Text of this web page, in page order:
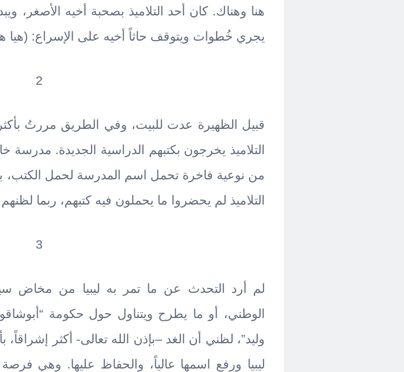
هنا وهناك. كان أحد التلاميذ بصحبة أخيه الأصغر،
يجري خُطوات ويتوقف حاثاً أخيه على الإسراع: (هيا
2
قبيل الظهيرة عدت للبيت، وفي الطريق مررتُ
التلاميذ يخرجون بكتبهم الدراسية الجديدة. مدرسة
من نوعية فاخرة تحمل اسم المدرسة لحمل الكتب،
التلاميذ لم يحضروا ما يحملون فيه كتبهم، ربما
3
لم أرد التحدث عن ما تمر به ليبيا من مخاض
الوطني، أو ما يطرح ويتناول حول حكومة
وليد”، لظني أن الغد –بإذن الله تعالى- أكثر إشراقاً،
ليبيا ورفع اسمها عالياً، والحفاظ عليها. وهي